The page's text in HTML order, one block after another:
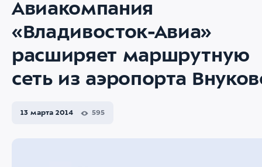
Авиакомпания
«Владивосток-Авиа»
расширяет маршрутную
сеть из аэропорта
13 марта 2014 595